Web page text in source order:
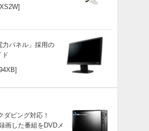
力パネル」採用の
ド
ダビング対応！
画した番組をDVDメ